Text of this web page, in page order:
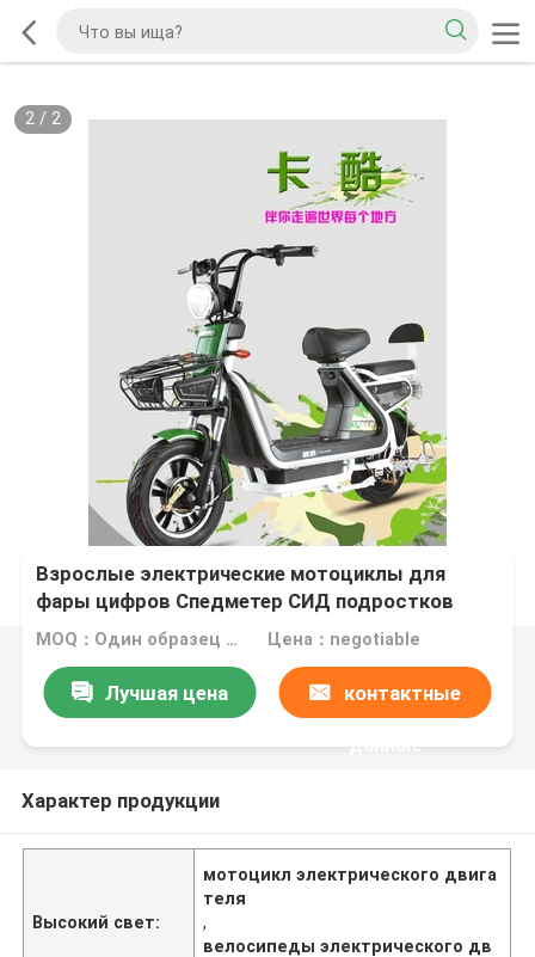
2/ 2
Взрослые электрические мотоциклы для
фары цифров Спедметер СИД подростков
MOQ：Один образец радушен Цена：negotiable
Лучшая цена контактные
данные
Характер продукции
Высокий свет:
мотоцикл электрического двига
теля
,
велосипеды электрического дв